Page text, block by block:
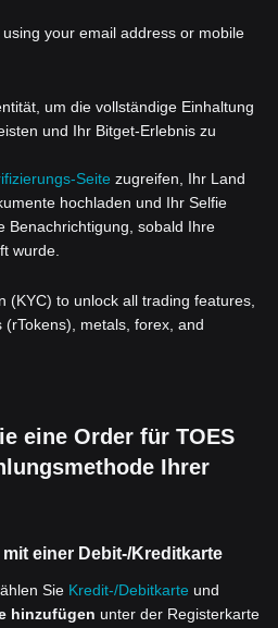
your email address or mobile
um die vollständige Einhaltung
und Ihr Bitget-Erlebnis zu
Seite zugreifen, Ihr Land
hochladen und Ihr Selfie
Benachrichtigung, sobald Ihre
wurde.
(KYC) to unlock all trading features,
metals, forex, and
eine Order für TOES
Ihrer
mit einer Debit-/Kreditkarte
Sie Kredit-/Debitkarte und
hinzufügen unter der Registerkarte